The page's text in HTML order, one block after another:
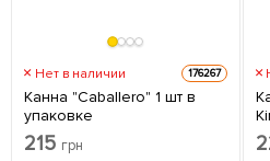
Нет в наличии 176267
Канна "Caballero" 1 шт в
упаковке
215 грн